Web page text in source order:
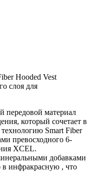
Hooded Vest
слоя для
передовой материал
который сочетает в
Smart Fiber
превосходного 6-
XCEL.
добавками
инфракрасную , что